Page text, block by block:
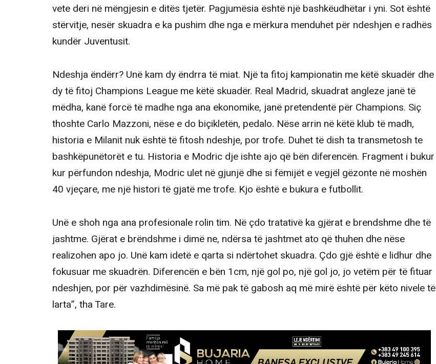
vete deri në mëngjesin e ditës tjetër. Pagjumësia është një bashkëudhëtar i yni. Sot është
stërvitje, nesër skuadra e ka pushim dhe nga e mërkura menduhet për ndeshjen e radhës
kundër Juventusit.
Ndeshja ëndërr? Unë kam dy ëndrra të miat. Një ta fitoj kampionatin me këtë skuadër dhe
dy të fitoj Champions League me këtë skuadër. Real Madrid, skuadrat angleze janë të
mëdha, kanë forcë të madhe nga ana ekonomike, janë pretendentë për Champions. Siç
thoshte Carlo Mazzoni, nëse e do biçikletën, pedalo. Nëse arrin në këtë klub të madh,
historia e Milanit nuk është të fitosh ndeshje, por trofe. Duhet të dish ta transmetosh te
bashkëpunëtorët e tu. Historia e Modric dje ishte ajo që bën diferencën. Fragment i bukur
kur përfundon ndeshja, Modric ulet në gjunjë dhe si fëmijët e vegjël gëzonte në moshën
40 vjeçare, me një histori të gjatë me trofe. Kjo është e bukura e futbollit.
Unë e shoh nga ana profesionale rolin tim. Në çdo tratativë ka gjërat e brendshme dhe të
jashtme. Gjërat e brëndshme i dimë ne, ndërsa të jashtmet ato që thuhen dhe nëse
realizohen apo jo. Unë kam idetë e qarta si ndërtohet skuadra. Çdo gjë është e lidhur dhe
fokusuar me skuadrën. Diferencën e bën 1cm, një gol po, një gol jo, jo vetëm për të fituar
ndeshjen, por për vazhdimësinë. Sa më pak të gabosh aq më mirë është për këto nivele të
larta”, tha Tare.